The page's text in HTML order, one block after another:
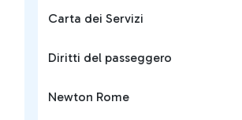
Carta dei Servizi
Diritti del passeggero
Newton Rome